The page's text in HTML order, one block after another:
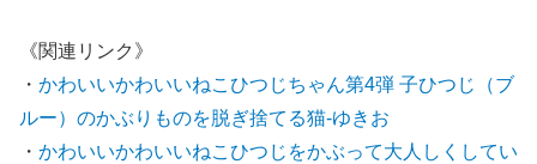
《関連リンク》
・ かわいいかわいいねこひつじちゃん第4弾 子ひつじ（ブ
ルー）のかぶりものを脱ぎ捨てる猫-ゆきお
・ かわいいかわいいねこひつじをかぶって大人しくしてい